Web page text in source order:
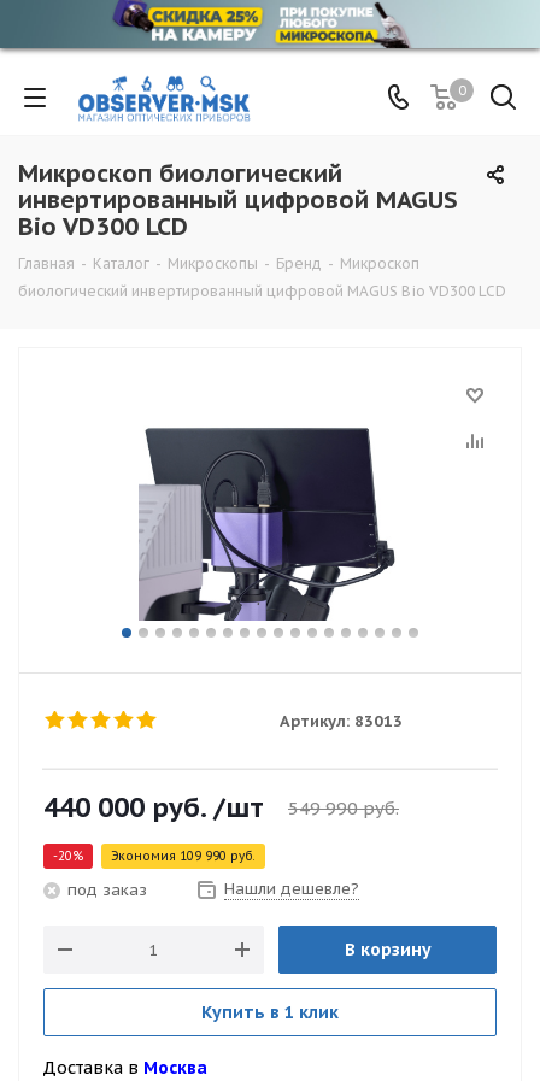
0
Микроскоп биологический
инвертированный цифровой MAGUS
Bio VD300 LCD
Главная - Каталог - Микроскопы - Бренд - Микроскоп
биологический инвертированный цифровой MAGUS Bio VD300 LCD
Артикул: 83013
440 000 руб. /шт 549 990руб.
-20% Экономия 109 990 руб.
под заказ Нашли дешевле?
В корзину
Купить в 1 клик
Доставка в Москва